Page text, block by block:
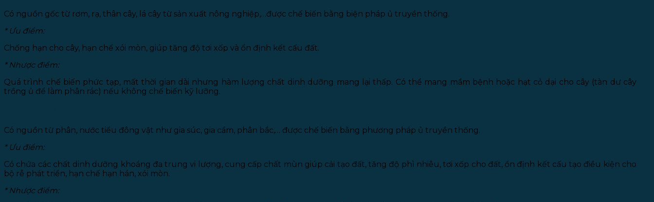
Có nguồn gốc từ rơm, rạ, thân cây, lá cây từ sản xuất nông nghiệp,…được chế biến bằng biện pháp ủ truyền thống.
* Ưu điểm:
Chống hạn cho cây, hạn chế xói mòn, giúp tăng độ tơi xốp và ổn định kết cấu đất.
* Nhược điểm:
Quá trình chế biến phức tạp, mất thời gian dài nhưng hàm lượng chất dinh dưỡng mang lại thấp. Có thể mang mầm bệnh hoặc hạt cỏ dại cho cây (tàn dư cây
trồng ủ để làm phân rác) nếu không chế biến kỹ lưỡng.
Có nguồn từ phân, nước tiểu đông vật như gia súc, gia cầm, phân bắc,… được chế biến bằng phương pháp ủ truyền thống.
* Ưu điểm:
Có chứa các chất dinh dưỡng khoáng đa trung vi lượng, cung cấp chất mùn giúp cải tạo đất, tăng độ phì nhiêu, tơi xốp cho đất, ổn định kết cấu tạo điều kiện cho
bộ rễ phát triển, hạn chế hạn hán, xói mòn.
* Nhược điểm: